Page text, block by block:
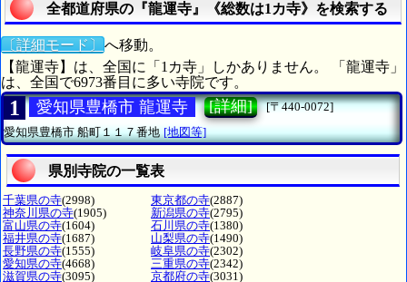
全都道府県の『龍運寺』《総数は1カ寺》を検索する
〔詳細モード〕 へ移動。
【龍運寺】は、全国に「1カ寺」しかありません。 「龍運寺」
は、全国で6973番目に多い寺院です。
1 愛知県豊橋市 龍運寺 [詳細]
[〒440-0072]
愛知県豊橋市船町１１７番地 [地図等]
県別寺院の一覧表
千葉県の寺(2998) 東京都の寺(2887)
神奈川県の寺(1905) 新潟県の寺(2795)
富山県の寺(1604) 石川県の寺(1380)
福井県の寺(1687) 山梨県の寺(1490)
長野県の寺(1555) 岐阜県の寺(2302)
愛知県の寺(4668) 三重県の寺(2342)
滋賀県の寺(3095) 京都府の寺(3031)